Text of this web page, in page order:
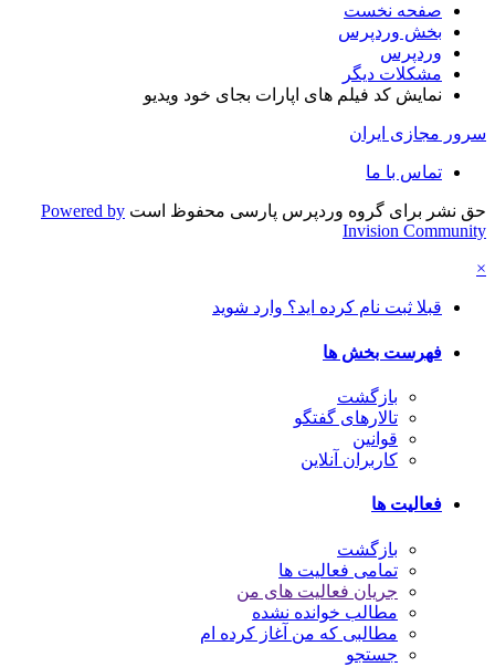
صفحه نخست
بخش وردپرس
وردپرس
مشکلات دیگر
نمایش کد فیلم های اپارات بجای خود ویدیو
سرور مجازی ایران
تماس با ما
حق نشر برای گروه وردپرس پارسی محفوظ است Powered by
Invision Community
×
قبلا ثبت نام کرده اید؟ وارد شوید
فهرست بخش ها
بازگشت
تالارهای گفتگو
قوانین
کاربران آنلاین
فعالیت ها
بازگشت
تمامی فعالیت ها
جریان فعالیت های من
مطالب خوانده نشده
مطالبی که من آغاز کرده ام
جستجو